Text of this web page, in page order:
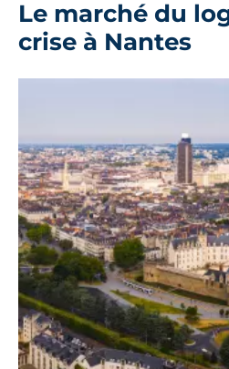
Le marché du
crise à Nantes